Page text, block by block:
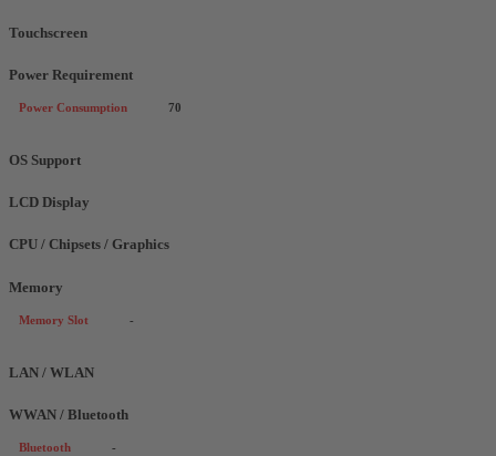
Touchscreen
Power Requirement
Power Consumption 70
OS Support
LCD Display
CPU / Chipsets / Graphics
Memory
Memory Slot -
LAN / WLAN
WWAN / Bluetooth
Bluetooth -